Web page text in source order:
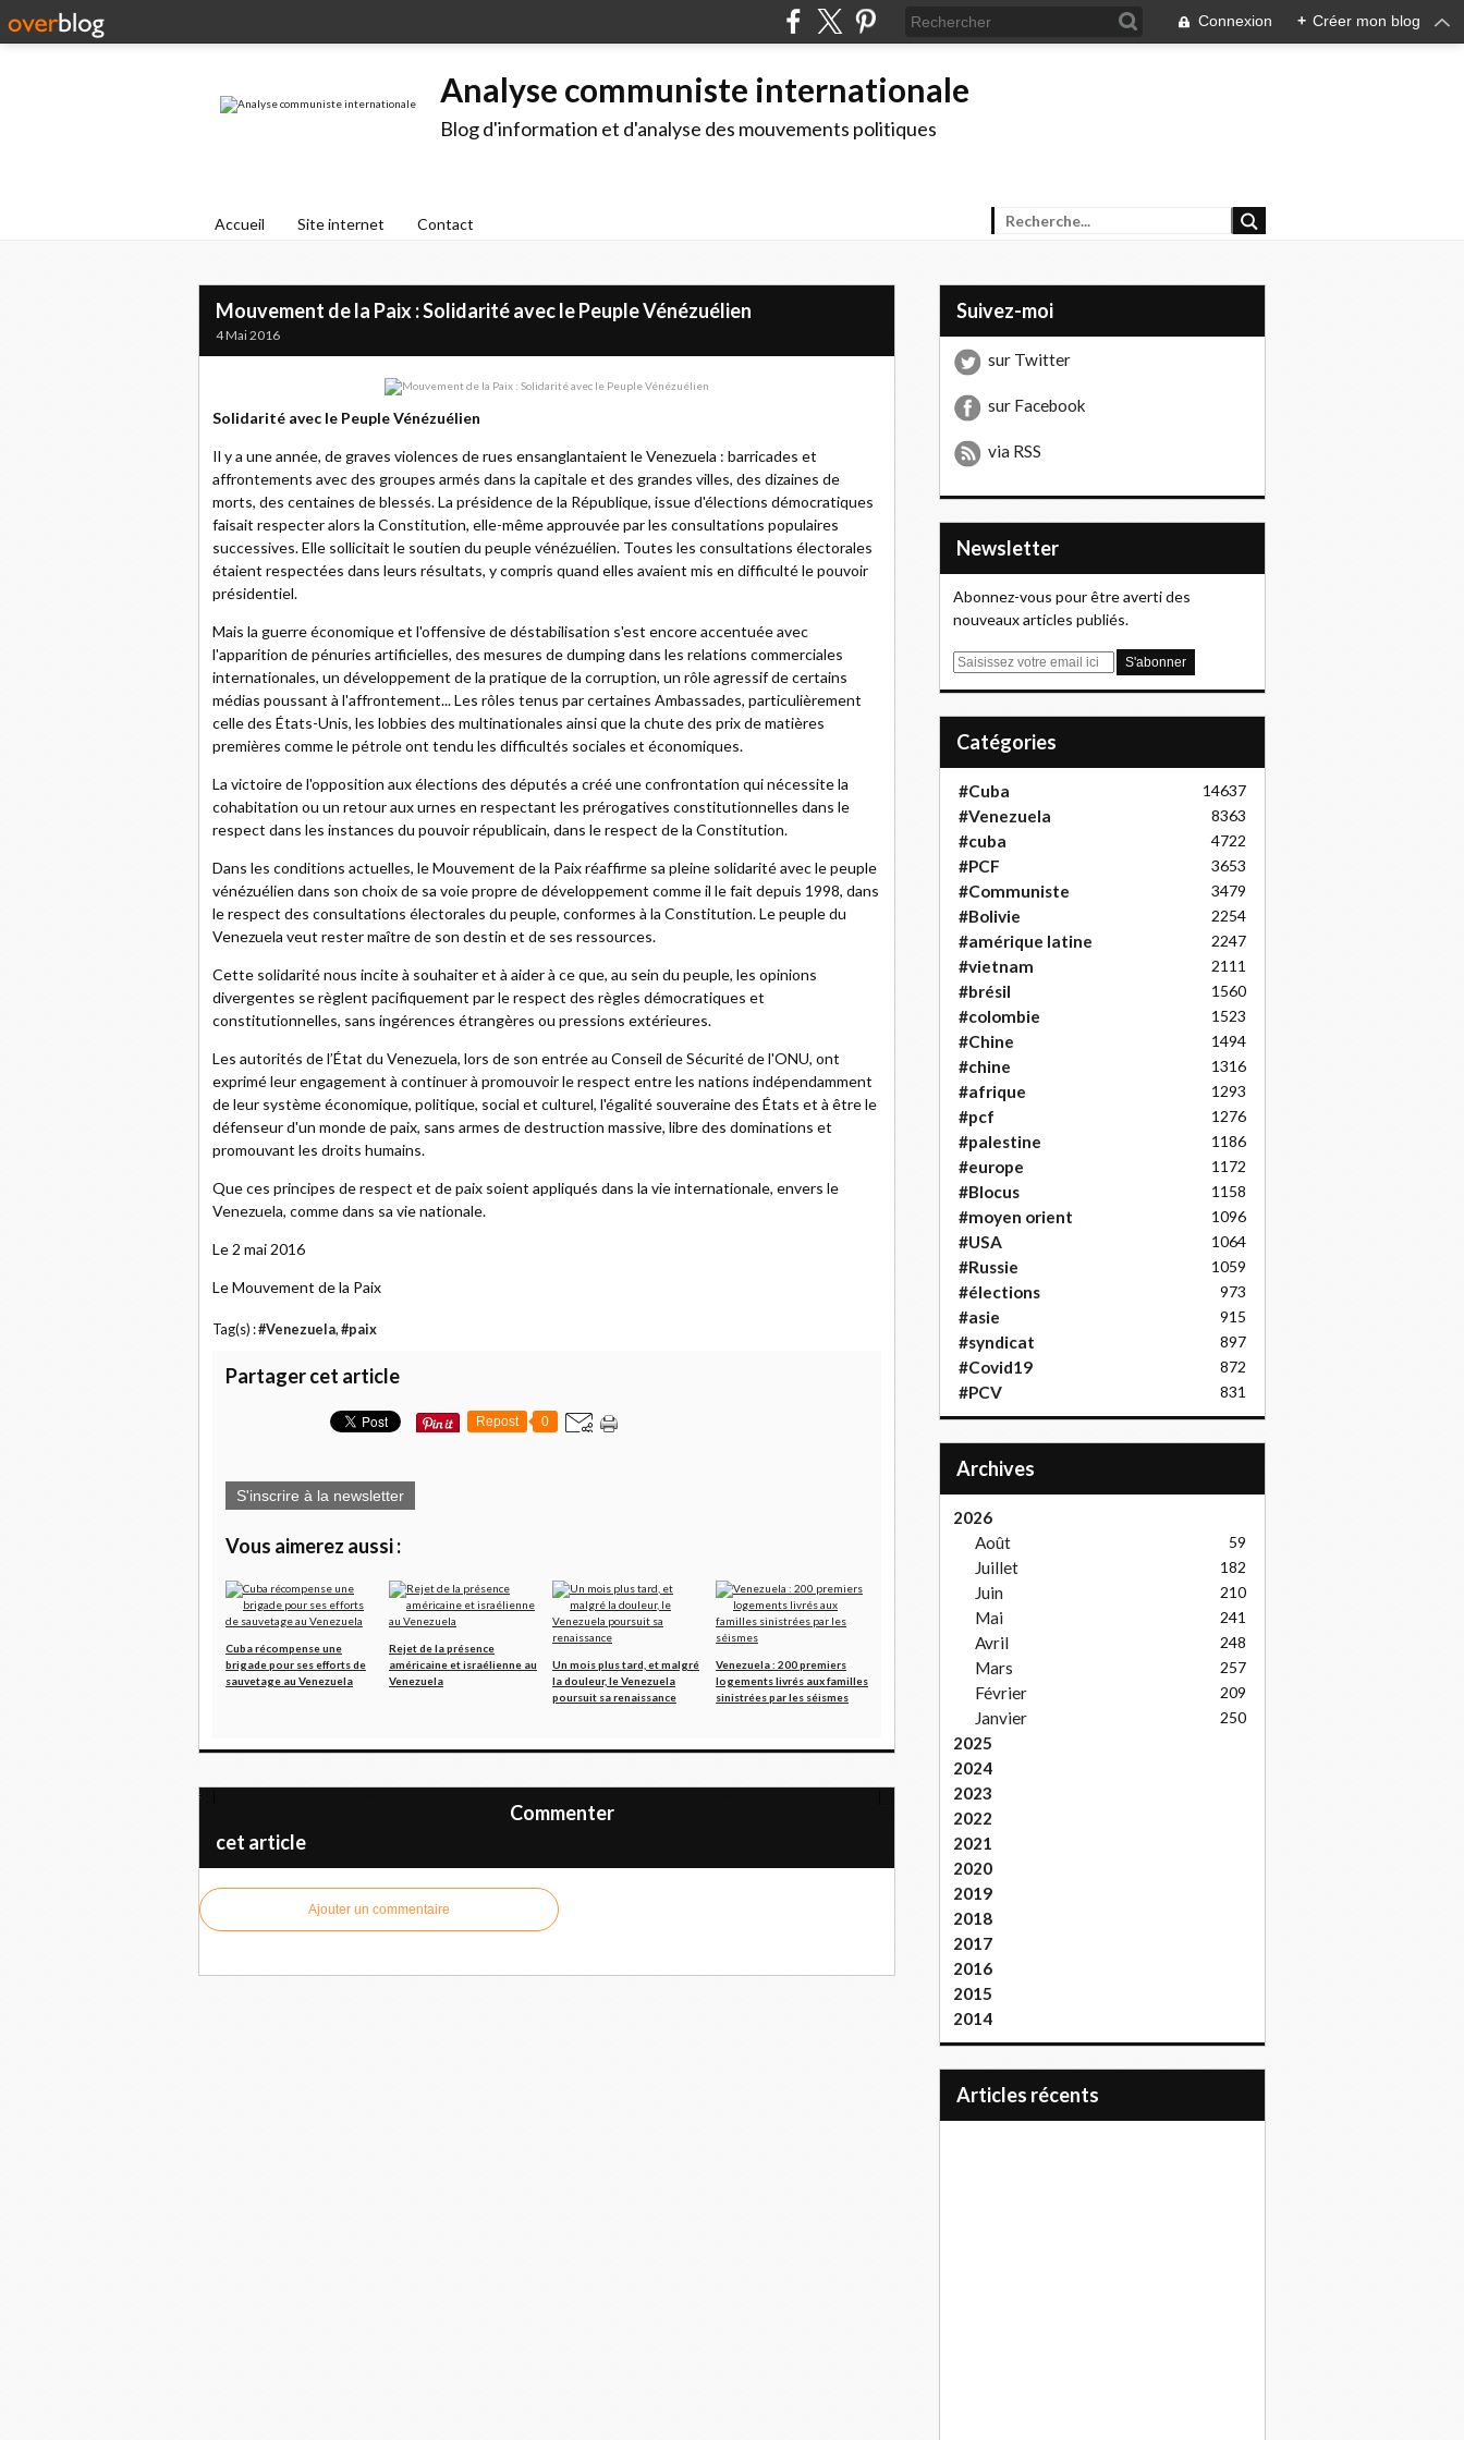
Connexion + Créer mon blog
Analyse communiste internationale
Blog d'information et d'analyse des mouvements politiques
Accueil Site internet Contact
Mouvement de la Paix : Solidarité avec le Peuple Vénézuélien
4 Mai 2016
Solidarité avec le Peuple Vénézuélien
Il y a une année, de graves violences de rues ensanglantaient le Venezuela : barricades et
affrontements avec des groupes armés dans la capitale et des grandes villes, des dizaines de
morts, des centaines de blessés. La présidence de la République, issue d'élections démocratiques
faisait respecter alors la Constitution, elle-même approuvée par les consultations populaires
successives. Elle sollicitait le soutien du peuple vénézuélien. Toutes les consultations électorales
étaient respectées dans leurs résultats, y compris quand elles avaient mis en difficulté le pouvoir
présidentiel.
Mais la guerre économique et l'offensive de déstabilisation s'est encore accentuée avec
l'apparition de pénuries artificielles, des mesures de dumping dans les relations commerciales
internationales, un développement de la pratique de la corruption, un rôle agressif de certains
médias poussant à l'affrontement... Les rôles tenus par certaines Ambassades, particulièrement
celle des États-Unis, les lobbies des multinationales ainsi que la chute des prix de matières
premières comme le pétrole ont tendu les difficultés sociales et économiques.
La victoire de l'opposition aux élections des députés a créé une confrontation qui nécessite la
cohabitation ou un retour aux urnes en respectant les prérogatives constitutionnelles dans le
respect dans les instances du pouvoir républicain, dans le respect de la Constitution.
Dans les conditions actuelles, le Mouvement de la Paix réaffirme sa pleine solidarité avec le peuple
vénézuélien dans son choix de sa voie propre de développement comme il le fait depuis 1998, dans
le respect des consultations électorales du peuple, conformes à la Constitution. Le peuple du
Venezuela veut rester maître de son destin et de ses ressources.
Cette solidarité nous incite à souhaiter et à aider à ce que, au sein du peuple, les opinions
divergentes se règlent pacifiquement par le respect des règles démocratiques et
constitutionnelles, sans ingérences étrangères ou pressions extérieures.
Les autorités de l’État du Venezuela, lors de son entrée au Conseil de Sécurité de l'ONU, ont
exprimé leur engagement à continuer à promouvoir le respect entre les nations indépendamment
de leur système économique, politique, social et culturel, l'égalité souveraine des États et à être le
défenseur d'un monde de paix, sans armes de destruction massive, libre des dominations et
promouvant les droits humains.
Que ces principes de respect et de paix soient appliqués dans la vie internationale, envers le
Venezuela, comme dans sa vie nationale.
Le 2 mai 2016
Le Mouvement de la Paix
Tag(s) :#Venezuela, #paix
Partager cet article
Repost 0
S'inscrire à la newsletter
Vous aimerez aussi :
Cuba récompense une
brigade pour ses efforts de
sauvetage au Venezuela
Rejet de la présence
américaine et israélienne au
Venezuela
Un mois plus tard, et malgré
la douleur, le Venezuela
poursuit sa renaissance
Venezuela : 200 premiers
logements livrés aux familles
sinistrées par les séismes
Commenter
cet article
Ajouter un commentaire
Suivez-moi
sur Twitter
sur Facebook
via RSS
Newsletter
Abonnez-vous pour être averti des
nouveaux articles publiés.
E
Catégories
#Cuba 14637
#Venezuela 8363
#cuba 4722
#PCF 3653
#Communiste 3479
#Bolivie 2254
#amérique latine 2247
#vietnam 2111
#brésil 1560
#colombie 1523
#Chine 1494
#chine 1316
#afrique 1293
#pcf 1276
#palestine 1186
#europe 1172
#Blocus 1158
#moyen orient 1096
#USA 1064
#Russie 1059
#élections 973
#asie 915
#syndicat 897
#Covid19 872
#PCV 831
Archives
2026
Août
59
Juillet 182
Juin 210
Mai 241
Avril 248
Mars 257
Février 209
Janvier 250
2025
2024
2023
2022
2021
2020
2019
2018
2017
2016
2015
2014
articles récents